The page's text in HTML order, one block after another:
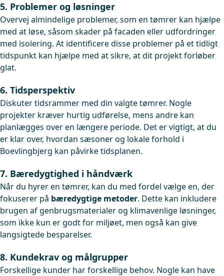
5. Problemer og løsninger
Overvej almindelige problemer, som en tømrer kan hjælpe
med at løse, såsom skader på facaden eller udfordringer
med isolering. At identificere disse problemer på et tidligt
tidspunkt kan hjælpe med at sikre, at dit projekt forløber
glat.
6. Tidsperspektiv
Diskuter tidsrammer med din valgte tømrer. Nogle
projekter kræver hurtig udførelse, mens andre kan
planlægges over en længere periode. Det er vigtigt, at du
er klar over, hvordan sæsoner og lokale forhold i
Boevlingbjerg kan påvirke tidsplanen.
7. Bæredygtighed i håndværk
Når du hyrer en tømrer, kan du med fordel vælge en, der
fokuserer på bæredygtige metoder. Dette kan inkludere
brugen af genbrugsmaterialer og klimavenlige løsninger,
som ikke kun er godt for miljøet, men også kan give
langsigtede besparelser.
8. Kundekrav og målgrupper
Forskellige kunder har forskellige behov. Nogle kan have